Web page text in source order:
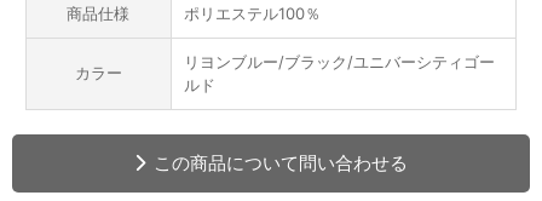
商品仕様 ポリエステル100％
カラー
リヨンブルー/ブラック/ユニバーシティゴー
ルド
この商品について問い合わせる